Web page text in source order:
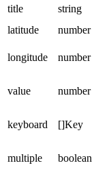
title
string
latitude
number
longitude
number
value number
keyboard []Key
multiple boolean